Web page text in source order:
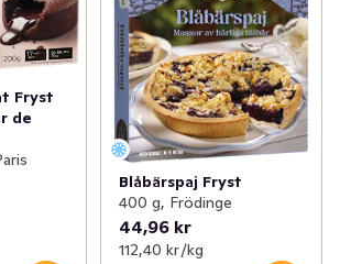
(59)
(201)
pommes
& örter
& efterrätter (7)
Fryst
de
Blåbärspaj Fryst
400 g, Frödinge
44,96 kr
112,40 kr /kg